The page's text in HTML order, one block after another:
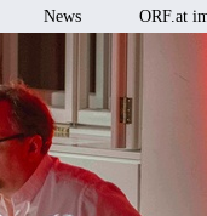
News ORF.at